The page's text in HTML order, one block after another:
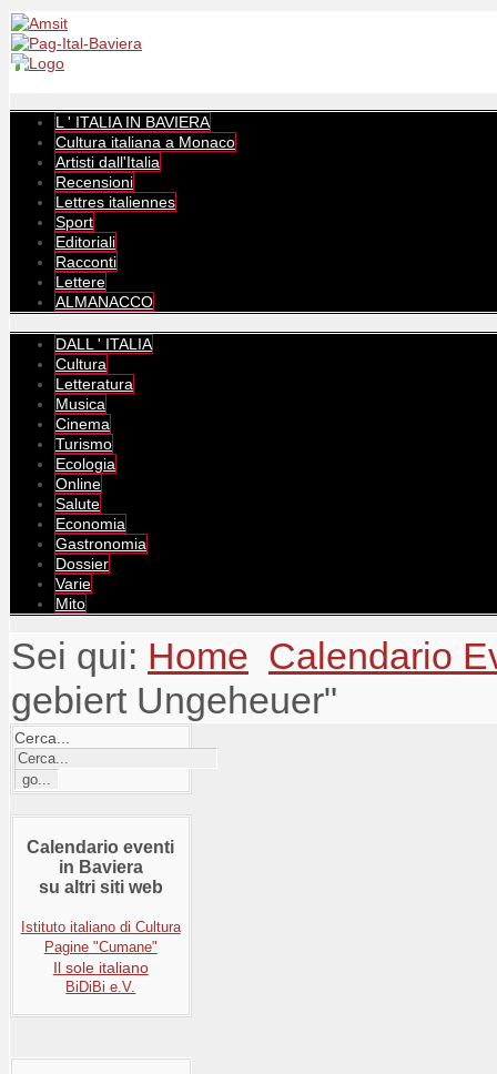
L ' ITALIA IN BAVIERA
Cultura italiana a Monaco
Artisti dall'Italia
Recensioni
Lettres italiennes
Sport
Editoriali
Racconti
Lettere
ALMANACCO
DALL ' ITALIA
Cultura
Letteratura
Musica
Cinema
Turismo
Ecologia
Online
Salute
Economia
Gastronomia
Dossier
Varie
Mito
Sei qui: Home Calendario
gebiert Ungeheuer"
Cerca...
Calendario eventi
in Baviera
su altri siti web
Istituto italiano di Cultura
Pagine "Cumane"
Il sole italiano
BiDiBi e.V.